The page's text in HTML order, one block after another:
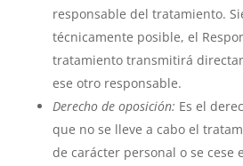
responsable del tratamiento.
técnicamente posible, el
tratamiento transmitirá
ese otro responsable.
Derecho de oposición: Es el
que no se lleve a cabo el
de carácter personal o se cese